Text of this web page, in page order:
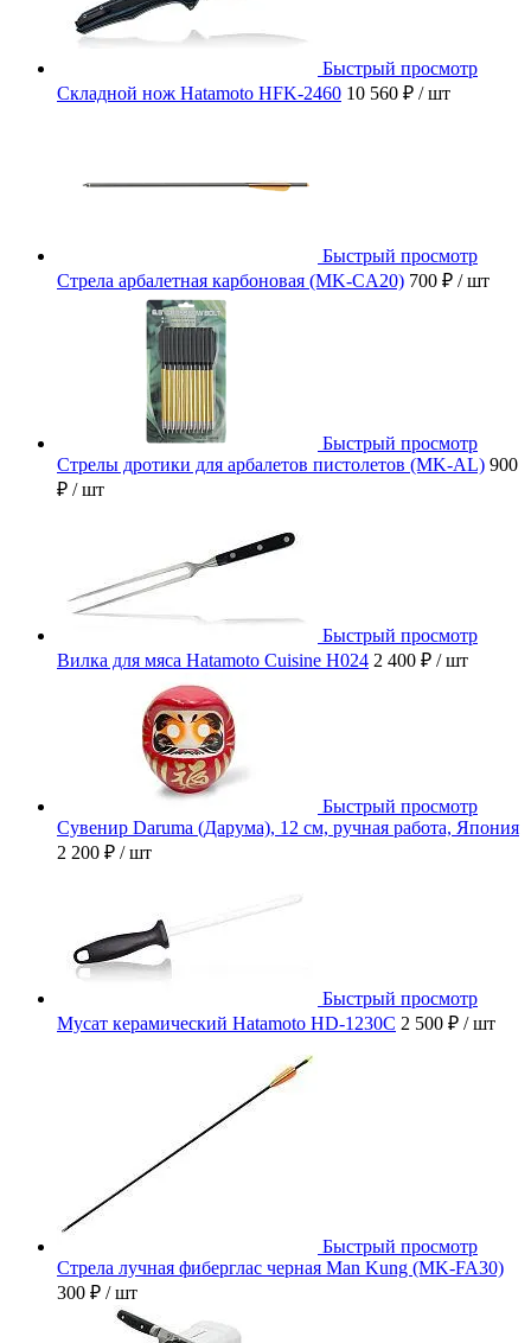
Быстрый просмотр
Складной нож Hatamoto HFK-2460 10 560 ₽ / шт
Быстрый просмотр
Стрела арбалетная карбоновая (MK-CA20) 700 ₽ / шт
Быстрый просмотр
Стрелы дротики для арбалетов пистолетов (MK-AL) 900
₽ / шт
Быстрый просмотр
Вилка для мяса Hatamoto Cuisine H024 2 400 ₽ / шт
Быстрый просмотр
Сувенир Daruma (Дарума), 12 см, ручная работа, Япония
2 200 ₽ / шт
Быстрый просмотр
Мусат керамический Hatamoto HD-1230C 2 500 ₽ / шт
Быстрый просмотр
Стрела лучная фиберглас черная Man Kung (MK-FA30)
300 ₽ / шт